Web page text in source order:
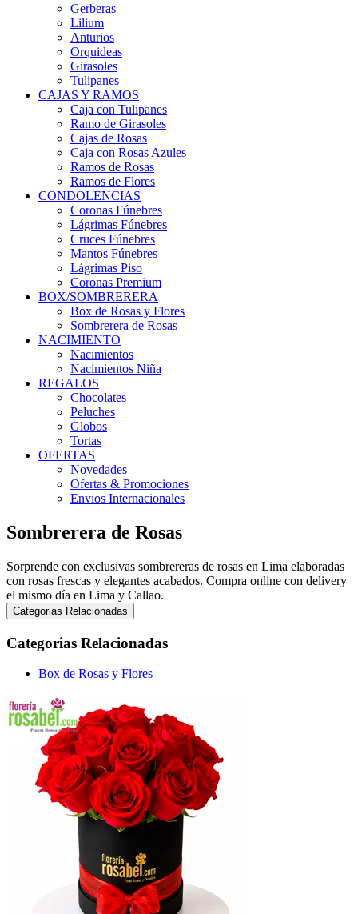
Gerberas
Lilium
Anturios
Orquideas
Girasoles
Tulipanes
CAJAS Y RAMOS
Caja con Tulipanes
Ramo de Girasoles
Cajas de Rosas
Caja con Rosas Azules
Ramos de Rosas
Ramos de Flores
CONDOLENCIAS
Coronas Fúnebres
Lágrimas Fúnebres
Cruces Fúnebres
Mantos Fúnebres
Lágrimas Piso
Coronas Premium
BOX/SOMBRERERA
Box de Rosas y Flores
Sombrerera de Rosas
NACIMIENTO
Nacimientos
Nacimientos Niña
REGALOS
Chocolates
Peluches
Globos
Tortas
OFERTAS
Novedades
Ofertas & Promociones
Envios Internacionales
Sombrerera de Rosas
Sorprende con exclusivas sombrereras de rosas en Lima elaboradas
con rosas frescas y elegantes acabados. Compra online con delivery
el mismo día en Lima y Callao.
Categorias Relacionadas
Categorias Relacionadas
Box de Rosas y Flores